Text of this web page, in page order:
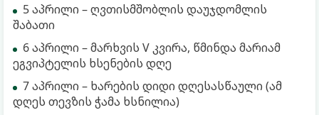
5 აპრილი – ღვთისმშობლის დაუჯდომლის
შაბათი
6 აპრილი – მარხვის V კვირა, წმინდა მარიამ
ეგვიპტელის ხსენების დღე
7 აპრილი – ხარების დიდი დღესასწაული (ამ
დღეს თევზის ჭამა ხსნილია)